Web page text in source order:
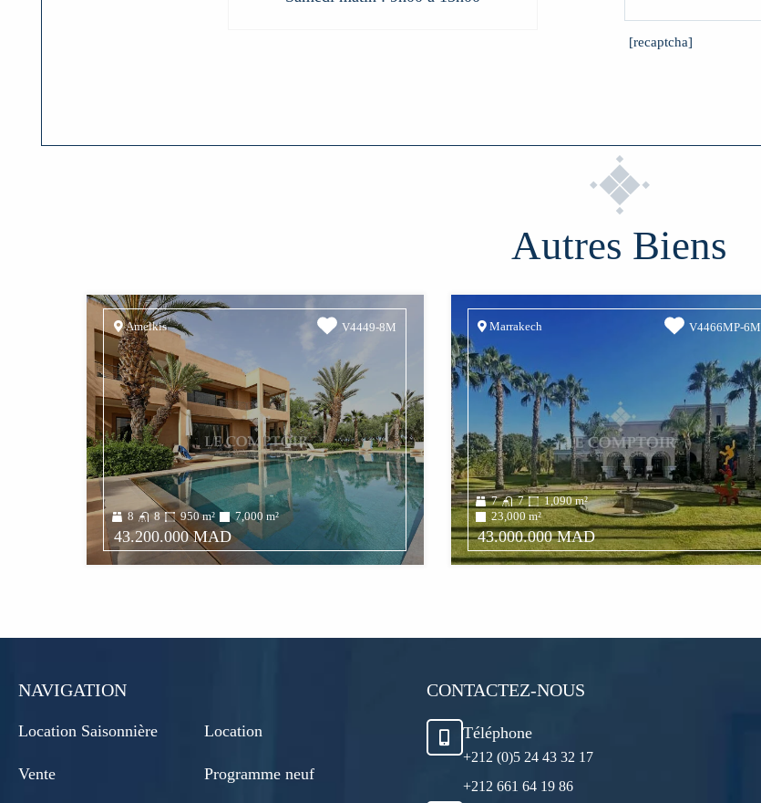
[recaptcha]
Autres Biens
Amelkis V4449-8M
8 8 950 m² 7,000 m²
43.200.000 MAD
Marrakech V4466MP-6M
7 7 1,090 m²
23,000 m²
43.000.000 MAD
NAVIGATION
Location Saisonnière Location
Vente Programme neuf
CONTACTEZ-NOUS
Téléphone
+212 (0)5 24 43 32 17
+212 661 64 19 86